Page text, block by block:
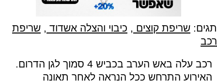
תגים: שריפת קוצים , כיבוי והצלה אשדוד , שריפת
רכב
רכב עלה באש הערב בכביש 4 סמוך לגן הדרום.
האירוע התרחש ככל הנראה לאחר תאונה